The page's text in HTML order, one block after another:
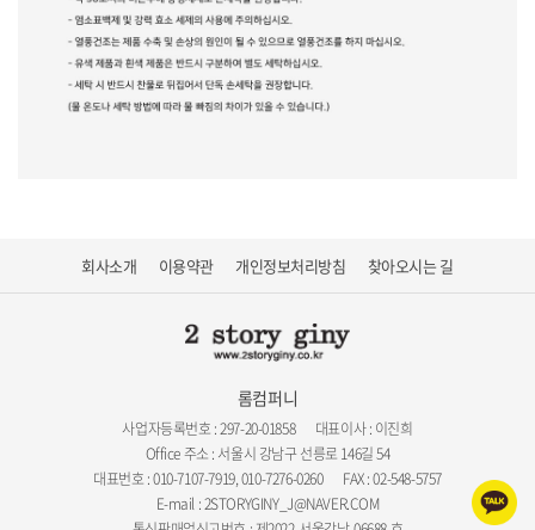
회사소개 이용약관 개인정보처리방침 찾아오시는 길
롬컴퍼니
사업자등록번호 : 297-20-01858
대표이사 : 이진희
Office 주소 : 서울시 강남구 선릉로 146길 54
대표번호 : 010-7107-7919, 010-7276-0260
FAX : 02-548-5757
E-mail : 2STORYGINY_J@NAVER.COM